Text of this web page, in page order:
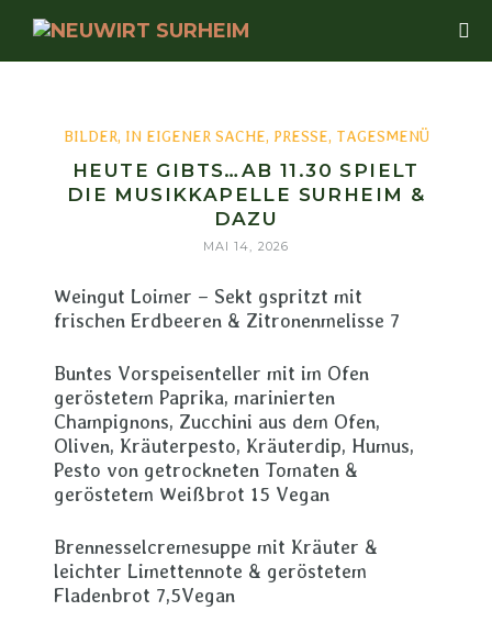
BILDER, IN EIGENER SACHE, PRESSE, TAGESMENÜ
HEUTE GIBTS…AB 11.30 SPIELT
DIE MUSIKKAPELLE SURHEIM &
DAZU
MAI 14, 2026
Weingut Loimer – Sekt gspritzt mit
frischen Erdbeeren & Zitronenmelisse 7
Buntes Vorspeisenteller mit im Ofen
geröstetem Paprika, marinierten
Champignons, Zucchini aus dem Ofen,
Oliven, Kräuterpesto, Kräuterdip, Humus,
Pesto von getrockneten Tomaten &
geröstetem Weißbrot 15 Vegan
Brennesselcremesuppe mit Kräuter &
leichter Limettennote & geröstetem
Fladenbrot 7,5Vegan